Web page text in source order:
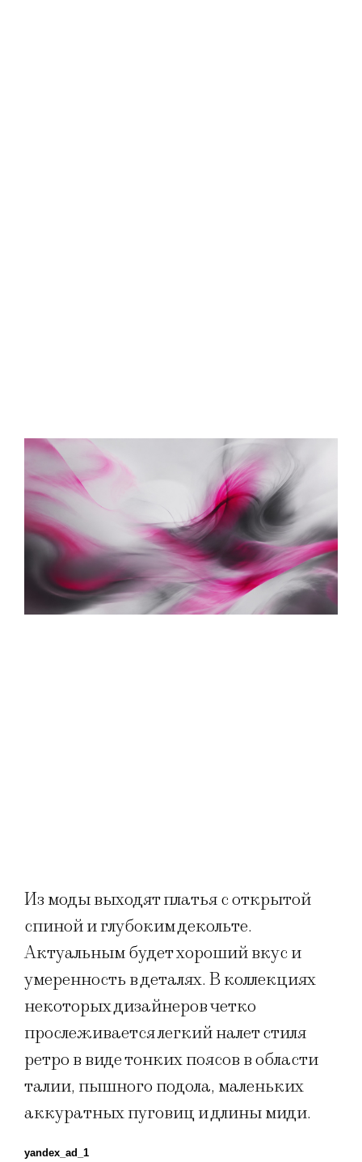
Из моды выходят платья с открытой
спиной и глубоким декольте.
Актуальным будет хороший вкус и
умеренность в деталях. В коллекциях
некоторых дизайнеров четко
прослеживается легкий налет стиля
ретро в виде тонких поясов в области
талии, пышного подола, маленьких
аккуратных пуговиц и длины миди.
yandex_ad_1